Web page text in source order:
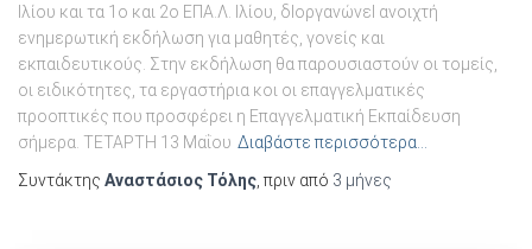
Ιλίου και τα 1ο και 2ο ΕΠΑ.Λ. Ιλίου, δΙοργανώνεΙ ανοιχτή
ενημερωτική εκδήλωση για μαθητές, γονείς και
εκπαιδευτικούς. Στην εκδήλωση θα παρουσιαστούν οι τομείς,
οι ειδικότητες, τα εργαστήρια κοι οι επαγγελματικές
προοπτικές που προσφέρει η Επαγγελματική Εκπαίδευση
σήμερα. ΤΕΤΑΡΤΗ 13 Μαΐου Διαβάστε περισσότερα…
Συντάκτης Αναστάσιος Τόλης , πριν από 3 μήνες